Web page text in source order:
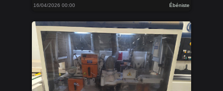
16/04/2026 00:00 Ébéniste